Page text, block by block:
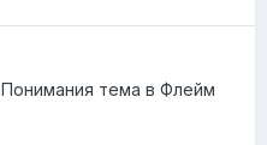
тема в Флейм